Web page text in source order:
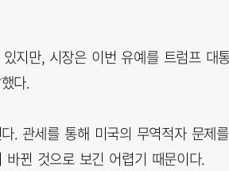
지만, 시장은 이번 유예를 트럼프 대
다.
. 관세를 통해 미국의 무역적자 문제를
뀐 것으로 보긴 어렵기 때문이다.